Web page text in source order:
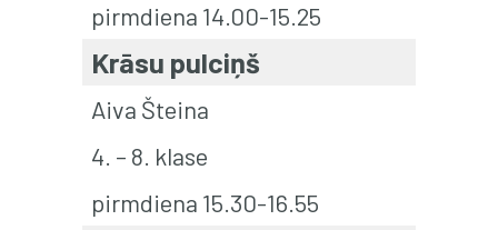
pirmdiena 14.00-15.25
Krāsu pulciņš
Aiva Šteina
4. – 8. klase
pirmdiena 15.30-16.55